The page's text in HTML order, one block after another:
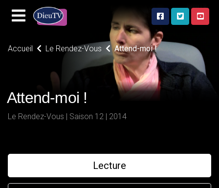
Accueil Le Rendez-Vous Attend-moi !
Attend-moi !
Le Rendez-Vous | Saison 12 | 2014
Lecture